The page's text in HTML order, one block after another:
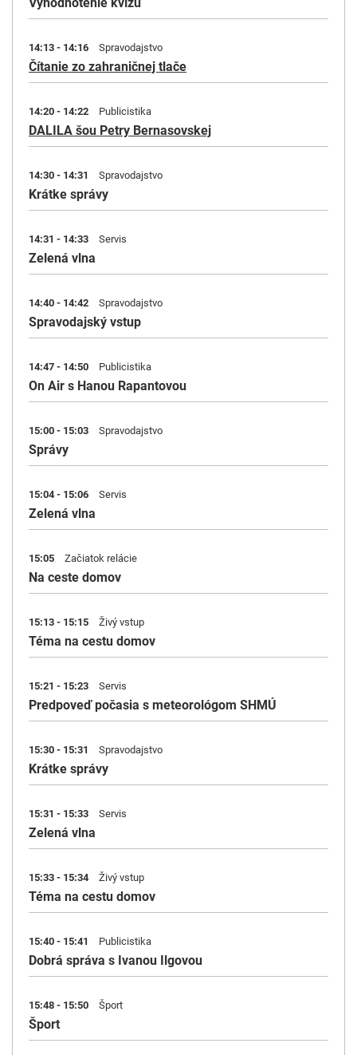
14:13 - 14:16 Spravodajstvo
Čítanie zo zahraničnej tlače
14:20 - 14:22 Publicistika
DALILA šou Petry Bernasovskej
14:30 - 14:31 Spravodajstvo
Krátke správy
14:31 - 14:33 Servis
Zelená vlna
14:40 - 14:42 Spravodajstvo
Spravodajský vstup
14:47 - 14:50 Publicistika
On Air s Hanou Rapantovou
15:00 - 15:03 Spravodajstvo
Správy
15:04 - 15:06 Servis
Zelená vlna
15:05 Začiatok relácie
Na ceste domov
15:13 - 15:15 Živý vstup
Téma na cestu domov
15:21 - 15:23 Servis
Predpoveď počasia s meteorológom SHMÚ
15:30 - 15:31 Spravodajstvo
Krátke správy
15:31 - 15:33 Servis
Zelená vlna
15:33 - 15:34 Živý vstup
Téma na cestu domov
15:40 - 15:41 Publicistika
Dobrá správa s Ivanou Ilgovou
15:48 - 15:50 Šport
Šport